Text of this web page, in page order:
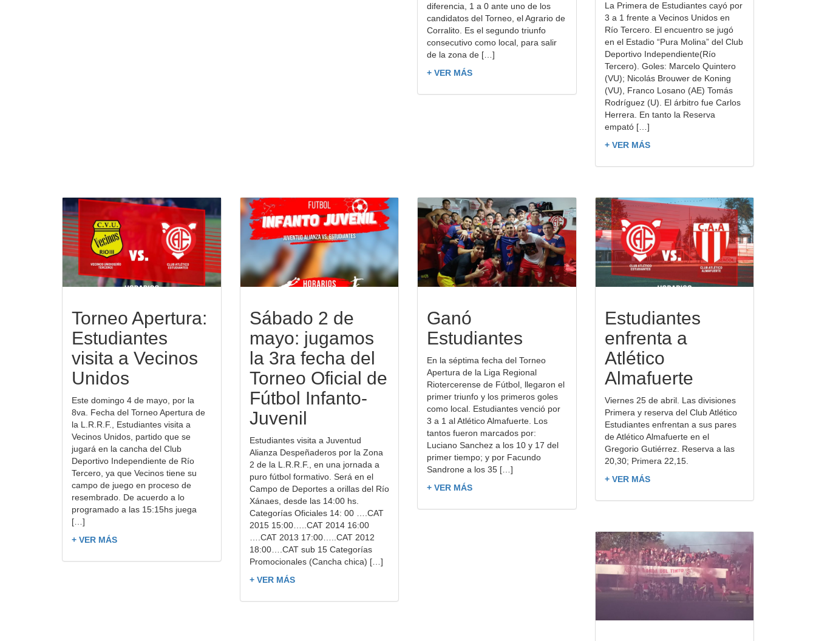
diferencia, 1 a 0 ante uno de los
candidatos del Torneo, el Agrario de
Corralito. Es el segundo triunfo
consecutivo como local, para salir
de la zona de […]
+ VER MÁS
La Primera de Estudiantes cayó por
3 a 1 frente a Vecinos Unidos en
Río Tercero. El encuentro se jugó
en el Estadio “Pura Molina” del Club
Deportivo Independiente(Río
Tercero). Goles: Marcelo Quintero
(VU); Nicolás Brouwer de Koning
(VU), Franco Losano (AE) Tomás
Rodríguez (U). El árbitro fue Carlos
Herrera. En tanto la Reserva
empató […]
+ VER MÁS
Torneo Apertura:
Estudiantes
visita a Vecinos
Unidos
Este domingo 4 de mayo, por la
8va. Fecha del Torneo Apertura de
la L.R.R.F., Estudiantes visita a
Vecinos Unidos, partido que se
jugará en la cancha del Club
Deportivo Independiente de Río
Tercero, ya que Vecinos tiene su
campo de juego en proceso de
resembrado. De acuerdo a lo
programado a las 15:15hs juega
[…]
+ VER MÁS
Sábado 2 de
mayo: jugamos
la 3ra fecha del
Torneo Oficial de
Fútbol Infanto-
Juvenil
Estudiantes visita a Juventud
Alianza Despeñaderos por la Zona
2 de la L.R.R.F., en una jornada a
puro fútbol formativo. Será en el
Campo de Deportes a orillas del Río
Xánaes, desde las 14:00 hs.
Categorías Oficiales 14: 00 ….CAT
2015 15:00…..CAT 2014 16:00
….CAT 2013 17:00…..CAT 2012
18:00….CAT sub 15 Categorías
Promocionales (Cancha chica) […]
+ VER MÁS
Ganó
Estudiantes
En la séptima fecha del Torneo
Apertura de la Liga Regional
Riotercerense de Fútbol, llegaron el
primer triunfo y los primeros goles
como local. Estudiantes venció por
3 a 1 al Atlético Almafuerte. Los
tantos fueron marcados por:
Luciano Sanchez a los 10 y 17 del
primer tiempo; y por Facundo
Sandrone a los 35 […]
+ VER MÁS
Estudiantes
enfrenta a
Atlético
Almafuerte
Viernes 25 de abril. Las divisiones
Primera y reserva del Club Atlético
Estudiantes enfrentan a sus pares
de Atlético Almafuerte en el
Gregorio Gutiérrez. Reserva a las
20,30; Primera 22,15.
+ VER MÁS